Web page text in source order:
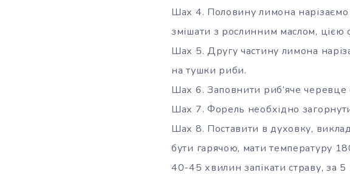
Шах 4. Половину лимона нарізаємо
змішати з рослинним маслом,
Шах 5. Другу частину лимона
на тушки риби.
Шах 6. Заповнити риб’яче
Шах 7. Форель необхідно
Шах 8. Поставити в духовку,
бути гарячою, мати температуру
40-45 хвилин запікати страву, за